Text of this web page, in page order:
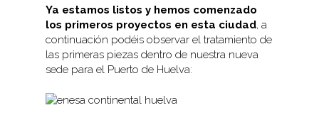
Ya estamos listos y hemos comenzado
los primeros proyectos en esta ciudad, a
continuación podéis observar el tratamiento de
las primeras piezas dentro de nuestra nueva
sede para el Puerto de Huelva: